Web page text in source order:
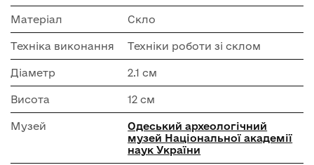
Матеріал Скло
Техніка виконання Техніки роботи зі склом
Діаметр 2.1 см
Висота 12 см
Музей
Одеський археологічний
музей Національної академії
наук України